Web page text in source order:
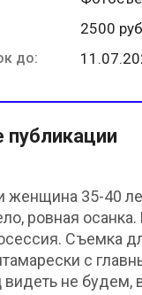
2500
до:
публикации
женщина 35-40
ровная
Съемка
с
видеть не будем,